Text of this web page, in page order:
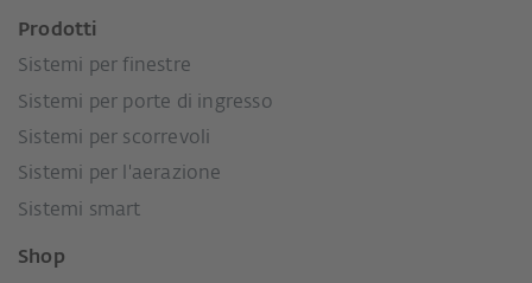
Prodotti
Sistemi per finestre
Sistemi per porte di ingresso
Sistemi per scorrevoli
Sistemi per l'aerazione
Sistemi smart
Shop